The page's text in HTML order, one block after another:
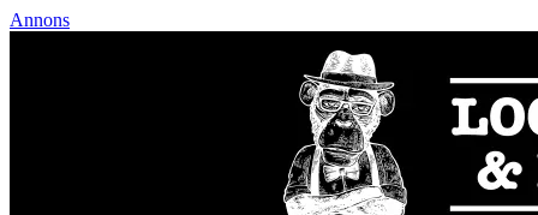
Annons